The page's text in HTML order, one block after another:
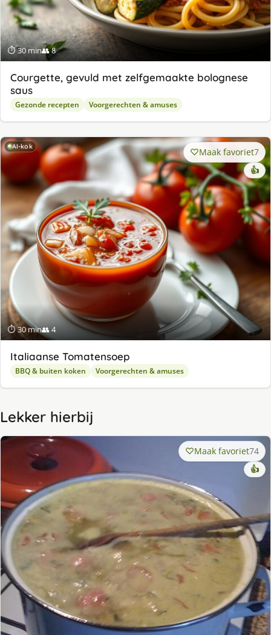
⏱ 30 min👥 8
Courgette, gevuld met zelfgemaakte bolognese
saus
Gezonde recepten Voorgerechten & amuses
AI-kok
⏱ 30 min👥 4
Maak favoriet7
👍
Italiaanse Tomatensoep
BBQ & buiten koken Voorgerechten & amuses
Lekker hierbij
Maak favoriet74
👍